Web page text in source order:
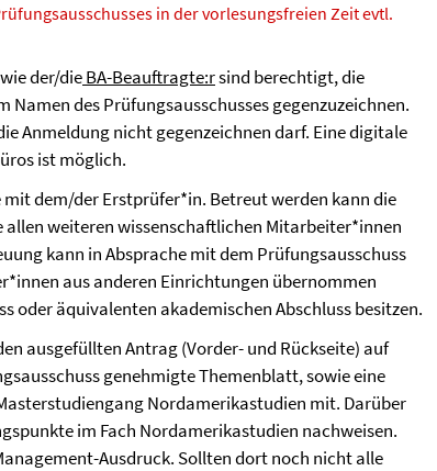
in der vorlesungsfreien Zeit evtl.
der/dieBA-Beauftragte:rsind berechtigt, die
des Prüfungsausschusses gegenzuzeichnen.
Anmeldung nicht gegenzeichnen darf. Eine digitale
ist möglich.
mit dem/der Erstprüfer*in. Betreut werden kann die
weiteren wissenschaftlichen Mitarbeiter*innen
kann in Absprache mit dem Prüfungsausschuss
aus anderen Einrichtungen übernommen
oder äquivalenten akademischen Abschluss besitzen.
ausgefüllten Antrag (Vorder- und Rückseite) auf
genehmigte Themenblatt, sowie eine
Nordamerikastudien mit. Darüber
im Fach Nordamerikastudien nachweisen.
Ausdruck. Sollten dort noch nicht alle